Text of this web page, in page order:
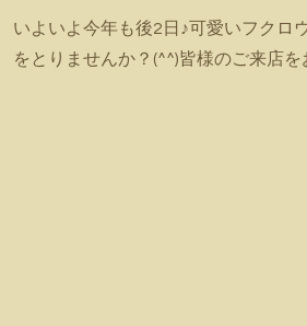
いよいよ今年も後2日♪可愛いフクロ
をとりませんか？(^^)皆様のご来店